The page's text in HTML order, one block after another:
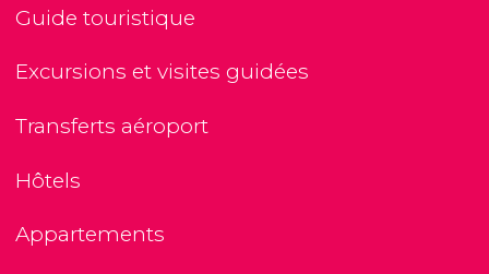
Guide touristique
Excursions et visites guidées
Transferts aéroport
Hôtels
Appartements